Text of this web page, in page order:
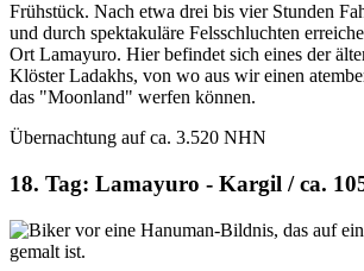
Frühstück. Nach etwa drei bis vier Stunden
und durch spektakuläre Felsschluchten
Ort Lamayuro. Hier befindet sich eines der
Klöster Ladakhs, von wo aus wir einen
das "Moonland" werfen können.
Übernachtung auf ca. 3.520 NHN
18. Tag: Lamayuro - Kargil / ca.